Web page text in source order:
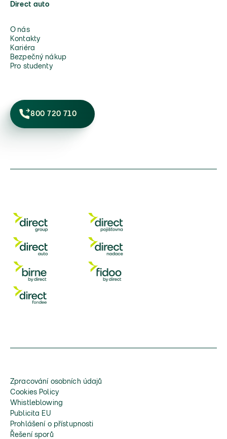
Direct auto
O nás
Kontakty
Kariéra
Bezpečný nákup
Pro studenty
800 720 710
Zpracování osobních údajů
Cookies Policy
Whistleblowing
Publicita EU
Prohlášení o přístupnosti
Řešení sporů